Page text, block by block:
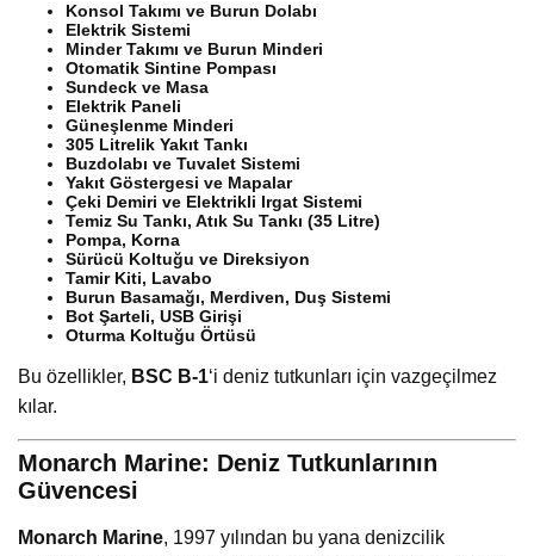
Konsol Takımı ve Burun Dolabı
Elektrik Sistemi
Minder Takımı ve Burun Minderi
Otomatik Sintine Pompası
Sundeck ve Masa
Elektrik Paneli
Güneşlenme Minderi
305 Litrelik Yakıt Tankı
Buzdolabı ve Tuvalet Sistemi
Yakıt Göstergesi ve Mapalar
Çeki Demiri ve Elektrikli Irgat Sistemi
Temiz Su Tankı, Atık Su Tankı (35 Litre)
Pompa, Korna
Sürücü Koltuğu ve Direksiyon
Tamir Kiti, Lavabo
Burun Basamağı, Merdiven, Duş Sistemi
Bot Şarteli, USB Girişi
Oturma Koltuğu Örtüsü
Bu özellikler, BSC B-1‘i deniz tutkunları için vazgeçilmez
kılar.
Monarch Marine: Deniz Tutkunlarının
Güvencesi
Monarch Marine, 1997 yılından bu yana denizcilik